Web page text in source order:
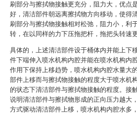
刷部分与擦拭物接触更充分，阻力大，优点
好，清洁部件朝远离擦拭物方向移动，使得
刷部分与擦拭物接触相对松弛，阻力小，利
转，在以同样的力下压拖把杆，拖把头转速更
具体的，上述清洁部件设于桶体内并能上下
件下端伸入喷水机构内腔并能在喷水机构内
作用下保持上移趋势，喷水机构内腔水量大
部件上移而与擦拭物接触的程度大于喷水机
的状态下清洁部件与擦拭物接触的程度。接
说明清洁部件与擦拭物形成的正向压力越大
方式驱动清洁部件上移，喷水机构内腔水多